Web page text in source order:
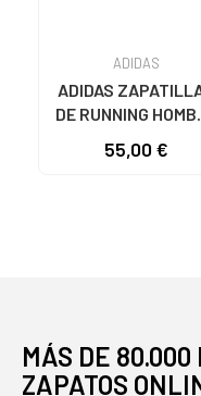
ADIDAS
ADIDAS
DE RUNNING
GRIS VARIOS
55,00 €
MÁS DE 80.000
ZAPATOS